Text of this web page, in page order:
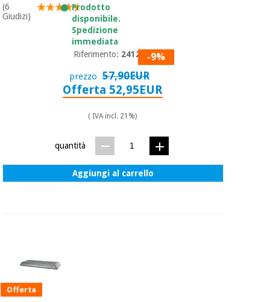
(6
Giudizi)
Prodotto
disponibile.
Spedizione
immediata
Riferimento: 24120 -9%
prezzo 57,90EUR
Offerta 52,95EUR
( IVA incl. 21%)
quantità
Aggiungi al carrello
Offerta